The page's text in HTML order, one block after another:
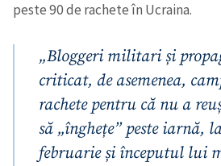
peste 90 de rachete în Ucraina.
„Bloggeri militari și
criticat, de asemenea,
rachete pentru că nu a
să „înghețe” peste iarnă,
februarie și începutul lui